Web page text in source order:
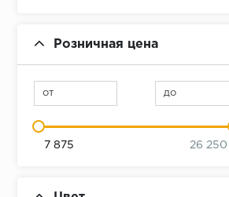
Розничная цена
от до
7 875 26 250